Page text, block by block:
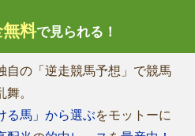
料で見られる！
自の「逆走競馬予想」で競馬
。
る馬」から選ぶをモットーに